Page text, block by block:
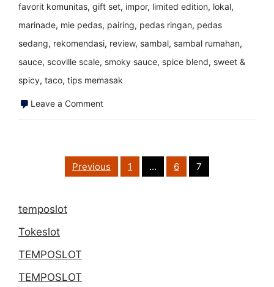
favorit komunitas, gift set, impor, limited edition, lokal,
marinade, mie pedas, pairing, pedas ringan, pedas
sedang, rekomendasi, review, sambal, sambal rumahan,
sauce, scoville scale, smoky sauce, spice blend, sweet &
spicy, taco, tips memasak
Leave a Commenton
ayam
panas
pagination
Previous 1 … 6 7
temposlot
Tokeslot
TEMPOSLOT
TEMPOSLOT